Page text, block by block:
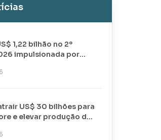
1,22 bilhão no 2º
impulsionada por
US$ 30 bilhões para
e elevar produção de